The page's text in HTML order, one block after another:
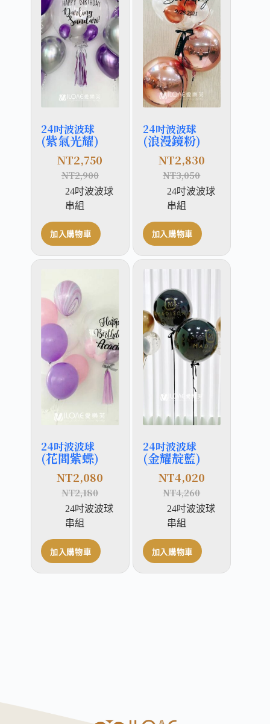
24吋波波球
(紫氣光耀)
NT2,900
NT2,750
24吋波波球
串組
加入購物車
24吋波波球
(浪漫鏡粉)
NT3,050
NT2,830
24吋波波球
串組
加入購物車
24吋波波球
(花間紫蝶)
NT2,180
NT2,080
24吋波波球
串組
加入購物車
24吋波波球
(金耀靛藍)
NT4,260
NT4,020
24吋波波球
串組
加入購物車